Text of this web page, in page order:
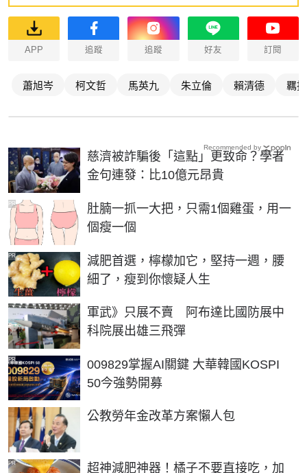
APP 追蹤 追蹤 好友 訂閱
蕭旭岑 柯文哲 馬英九 朱立倫 賴清德 羈押
慈濟被詐騙後「這點」更致命？學者
金句連發：比10億元昂貴
肚腩一抓一大把，只需1個雞蛋，用一
個瘦一個
PR
減肥首選，檸檬加它，堅持一週，腰
細了，瘦到你懷疑人生
PR
軍武》只展不賣 阿布達比國防展中
科院展出雄三飛彈
009829掌握AI關鍵 大華韓國KOSPI
50今強勢開募
PR
公教勞年金改革方案懶人包
超神減肥神器！橘子不要直接吃，加
PR
Recommended by